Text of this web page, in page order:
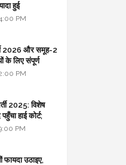
हुई
PM
2026 और समूह-2
के लिए संपूर्ण
PM
2025: विशेष
हाई कोर्ट;
PM
फायदा उठाइए,